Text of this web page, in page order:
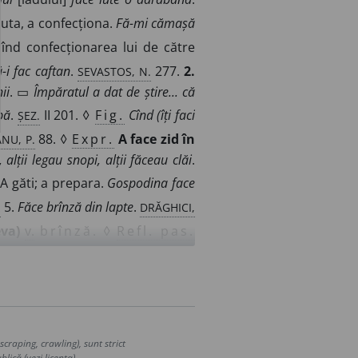
a confecționa. Fă-mi cămașă
confecționarea lui de către
i fac caftan. SEVASTOS, N. 277.2.
. ▭ Împăratul a dat de știre... că
. ȘEZ. II 201. ◊ Fig. Cînd (îți faci
P. 88. ◊ Expr. A face zid în
alții legau snopi, alții făceau clăi.
găti; a prepara. Gospodina face
5. Făce brînză din lapte. DRĂGHICI,
v. brînză. ◊ Refl. pas.
A compune, a scrie.
sau soborul a toată țara
crawling), sunt strict